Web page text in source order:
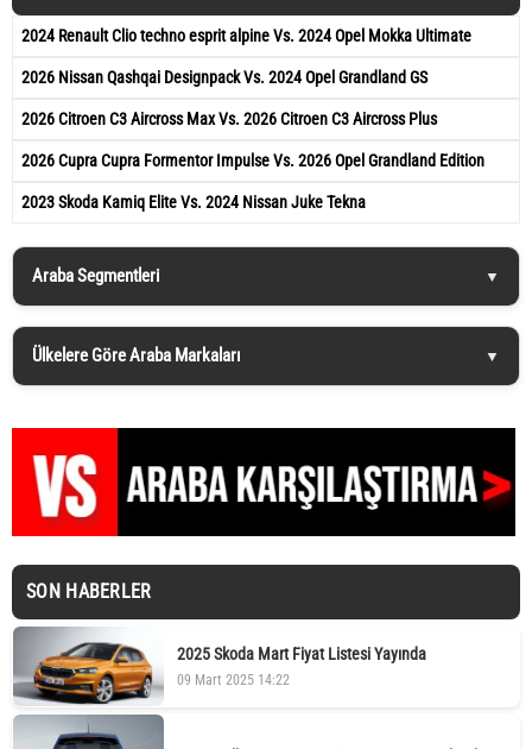
2024 Renault Clio techno esprit alpine Vs. 2024 Opel Mokka Ultimate
2026 Nissan Qashqai Designpack Vs. 2024 Opel Grandland GS
2026 Citroen C3 Aircross Max Vs. 2026 Citroen C3 Aircross Plus
2026 Cupra Cupra Formentor Impulse Vs. 2026 Opel Grandland Edition
2023 Skoda Kamiq Elite Vs. 2024 Nissan Juke Tekna
Araba Segmentleri
Ülkelere Göre Araba Markaları
SON HABERLER
2025 Skoda Mart Fiyat Listesi Yayında
09 Mart 2025 14:22